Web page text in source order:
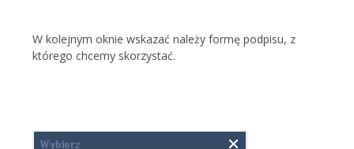
W kolejnym oknie wskazać należy formę podpisu, z
którego chcemy skorzystać.